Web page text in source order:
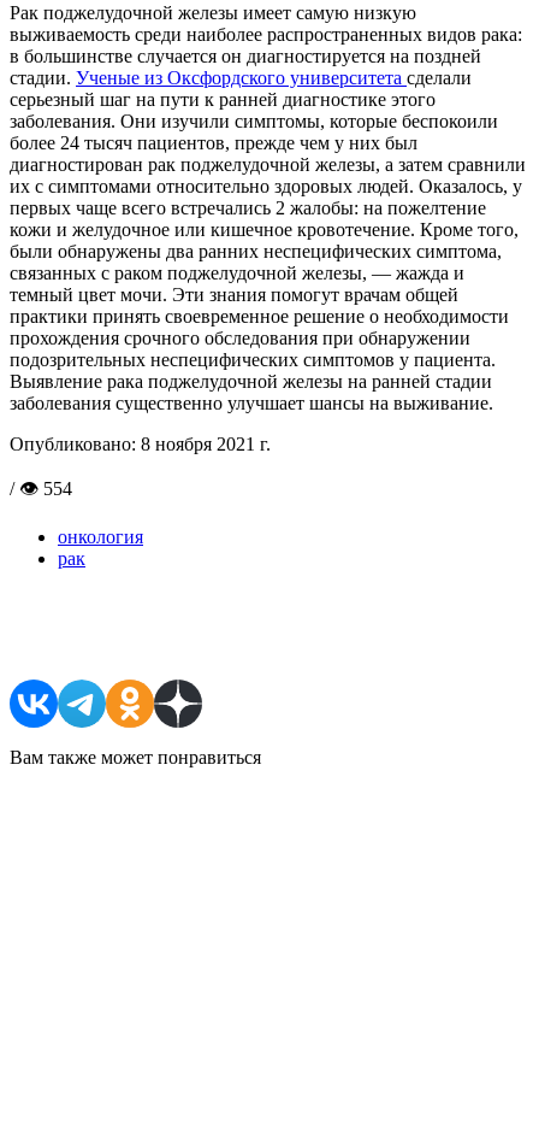
Рак поджелудочной железы имеет самую низкую
выживаемость среди наиболее распространенных видов рака:
в большинстве случается он диагностируется на поздней
стадии. Ученые из Оксфордского университета сделали
серьезный шаг на пути к ранней диагностике этого
заболевания. Они изучили симптомы, которые беспокоили
более 24 тысяч пациентов, прежде чем у них был
диагностирован рак поджелудочной железы, а затем сравнили
их с симптомами относительно здоровых людей. Оказалось, у
первых чаще всего встречались 2 жалобы: на пожелтение
кожи и желудочное или кишечное кровотечение. Кроме того,
были обнаружены два ранних неспецифических симптома,
связанных с раком поджелудочной железы, — жажда и
темный цвет мочи. Эти знания помогут врачам общей
практики принять своевременное решение о необходимости
прохождения срочного обследования при обнаружении
подозрительных неспецифических симптомов у пациента.
Выявление рака поджелудочной железы на ранней стадии
заболевания существенно улучшает шансы на выживание.
Опубликовано: 8 ноября 2021 г.
/ 👁 554
онкология
рак
Вам также может понравиться